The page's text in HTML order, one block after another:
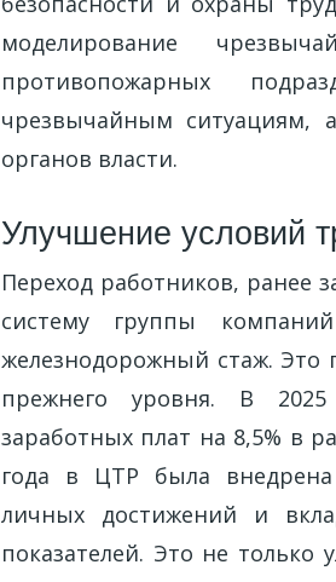
моделирование
противопожарных
чрезвычайным ситуациям,
органов власти.
Улучшение условий
Переход работников, ранее
систему группы
железнодорожный стаж. Это
прежнего уровня. В 2025
заработных плат на 8,5% в
года в ЦТР была
личных достижений и
показателей. Это не